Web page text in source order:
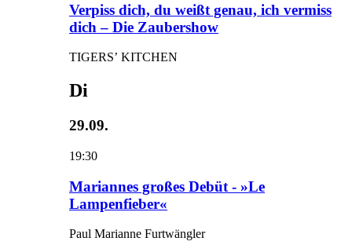
Verpiss dich, du weißt genau, ich vermiss
dich – Die Zaubershow
TIGERS’ KITCHEN
Di
29.09.
19:30
Mariannes großes Debüt - »Le
Lampenfieber«
Paul Marianne Furtwängler